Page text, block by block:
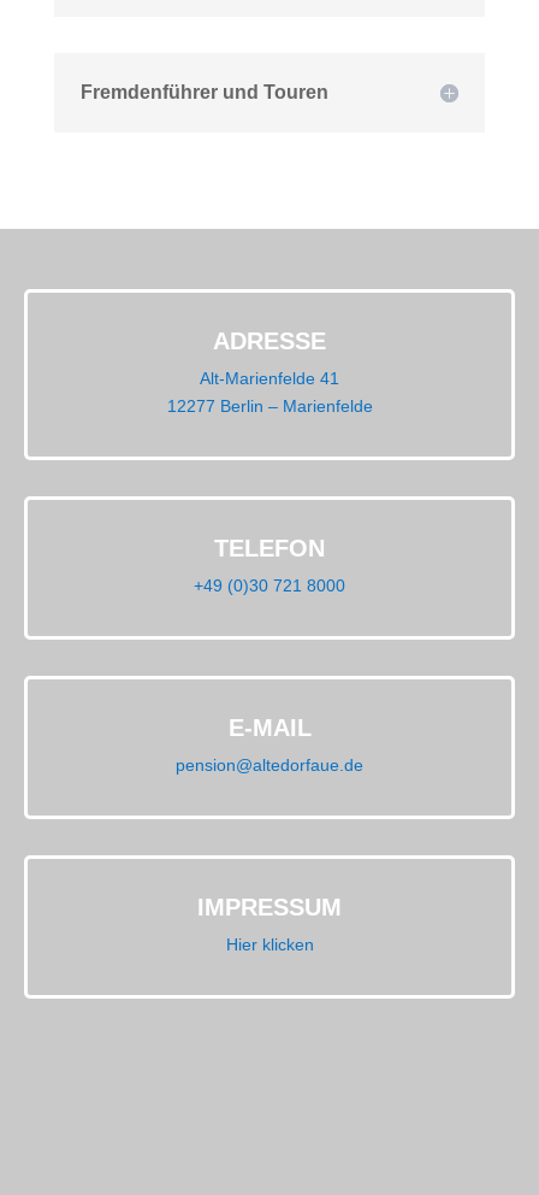
Fremdenführer und Touren
ADRESSE
Alt-Marienfelde 41
12277 Berlin – Marienfelde
TELEFON
+49 (0)30 721 8000
E-MAIL
pension@altedorfaue.de
IMPRESSUM
Hier klicken